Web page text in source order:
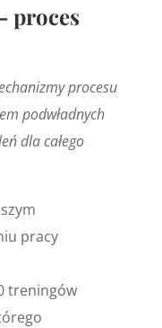
proces
procesu
podwładnych
dla całego
pracy
treningów